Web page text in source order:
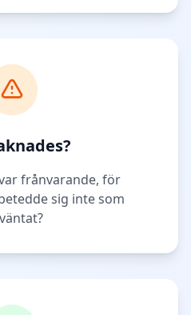
frånvarande, för
sig inte som